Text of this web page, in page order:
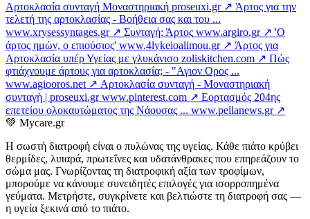
Αρτοκλασία συνταγή Μοναστηριακή proseuxi.gr ↗ Άρτος για την
τελετή της αρτοκλασίας - Βοήθεια σας και του ...
www.xrysessyntages.gr ↗ Συνταγή: Άρτος www.argiro.gr ↗ 'Ο
άρτος ημών, ο επιούσιος' www.4lykeioalimou.gr ↗ Άρτος για
Αρτοκλασία υπέρ Υγείας με γλυκάνισο zoliskitchen.com ↗ Πώς
φτιάχνουμε άρτους για αρτοκλασία; - "Αγιον Ορος ...
www.agiooros.net ↗ Αρτοκλασία συνταγή - Μοναστηριακή
συνταγή | proseuxi.gr www.pinterest.com ↗ Εορτασμός 204ης
επετείου ολοκαυτώματος της Νάουσας ... www.pellanews.gr ↗
💚 Mycare.gr
Η σωστή διατροφή είναι ο πυλώνας της υγείας. Κάθε πιάτο κρύβει
θερμίδες, λιπαρά, πρωτεΐνες και υδατάνθρακες που επηρεάζουν το
σώμα μας. Γνωρίζοντας τη διατροφική αξία των τροφίμων,
μπορούμε να κάνουμε συνειδητές επιλογές για ισορροπημένα
γεύματα. Μετρήστε, συγκρίνετε και βελτιώστε τη διατροφή σας —
η υγεία ξεκινά από το πιάτο.